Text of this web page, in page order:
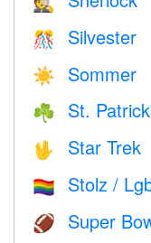
🎊 Silvester
☀️ Sommer
☘️ St.
🖖 Star Trek
🏳️‍🌈 Stolz /
🏈 Super